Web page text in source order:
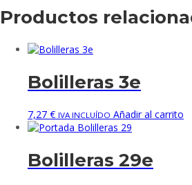
Productos
Bolilleras 3e
7,27 € IVA INCLUÍDO Añadir al carrito
Bolilleras 29e